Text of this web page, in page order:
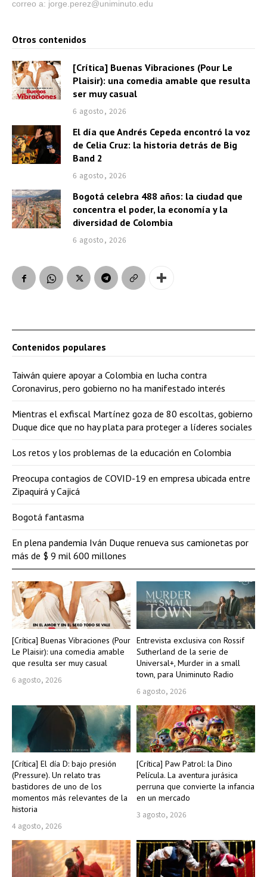
correo a: jorge.perez@uniminuto.edu
Otros contenidos
[Crítica] Buenas Vibraciones (Pour Le
Plaisir): una comedia amable que resulta
ser muy casual
6 agosto, 2026
El día que Andrés Cepeda encontró la voz
de Celia Cruz: la historia detrás de Big
Band 2
6 agosto, 2026
Bogotá celebra 488 años: la ciudad que
concentra el poder, la economía y la
diversidad de Colombia
6 agosto, 2026
[Crítica] Buenas Vibraciones (Pour
Le Plaisir): una comedia amable
que resulta ser muy casual
6 agosto, 2026
Entrevista exclusiva con Rossif
Sutherland de la serie de
Universal+, Murder in a small
town, para Uniminuto Radio
6 agosto, 2026
[Crítica] El día D: bajo presión
(Pressure). Un relato tras
bastidores de uno de los
momentos más relevantes de la
historia
4 agosto, 2026
[Crítica] Paw Patrol: la Dino
Película. La aventura jurásica
perruna que convierte la infancia
en un mercado
3 agosto, 2026
Contenidos populares
Taiwán quiere apoyar a Colombia en lucha contra
Coronavirus, pero gobierno no ha manifestado interés
Mientras el exfiscal Martínez goza de 80 escoltas, gobierno
Duque dice que no hay plata para proteger a líderes sociales
Los retos y los problemas de la educación en Colombia
Preocupa contagios de COVID-19 en empresa ubicada entre
Zipaquirá y Cajicá
Bogotá fantasma
En plena pandemia Iván Duque renueva sus camionetas por
más de $ 9 mil 600 millones